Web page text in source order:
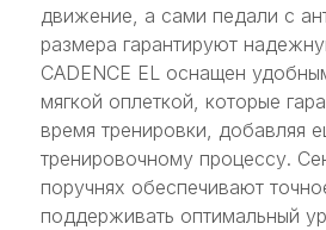
движение, а сами педали с
размера гарантируют
CADENCE EL оснащен
мягкой оплеткой, которые
время тренировки, добавляя
тренировочному процессу.
поручнях обеспечивают
поддерживать оптимальный